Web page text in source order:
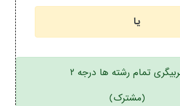
یا
تمام رشته ها درجه ۲
(مشترک)